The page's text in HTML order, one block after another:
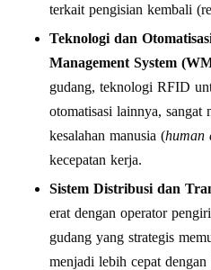
terkait pengisian kembali
Teknologi dan
Management System
gudang, teknologi RFID
otomatisasi lainnya, sangat
kesalahan manusia (human
kecepatan kerja.
Sistem Distribusi dan
erat dengan operator
gudang yang strategis
menjadi lebih cepat